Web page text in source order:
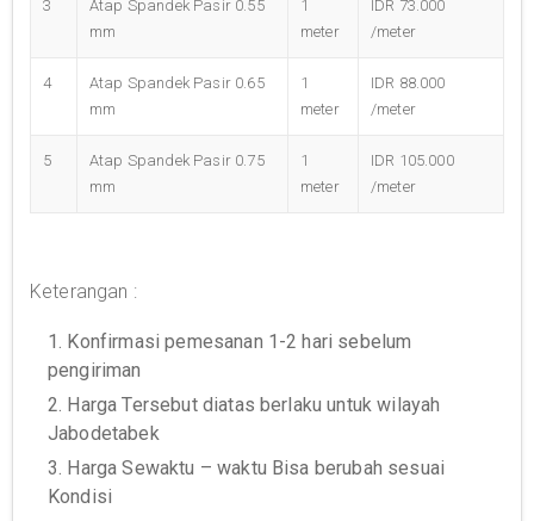
3
Atap Spandek Pasir 0.55
mm
1
meter
IDR 73.000
/meter
4
Atap Spandek Pasir 0.65
mm
1
meter
IDR 88.000
/meter
5
Atap Spandek Pasir 0.75
mm
1
meter
IDR 105.000
/meter
Keterangan :
1. Konfirmasi pemesanan 1-2 hari sebelum
pengiriman
2. Harga Tersebut diatas berlaku untuk wilayah
Jabodetabek
3. Harga Sewaktu – waktu Bisa berubah sesuai
Kondisi